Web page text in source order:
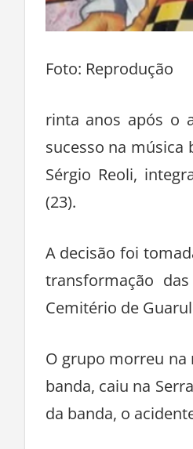
Foto: Reprodução
rinta anos após o
sucesso na música
Sérgio Reoli,
(23).
A decisão foi
transformação
Cemitério de
O grupo morreu na
banda, caiu na
da banda, o